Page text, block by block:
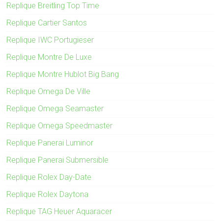
Replique Breitling Top Time
Replique Cartier Santos
Replique IWC Portugieser
Replique Montre De Luxe
Replique Montre Hublot Big Bang
Replique Omega De Ville
Replique Omega Seamaster
Replique Omega Speedmaster
Replique Panerai Luminor
Replique Panerai Submersible
Replique Rolex Day-Date
Replique Rolex Daytona
Replique TAG Heuer Aquaracer